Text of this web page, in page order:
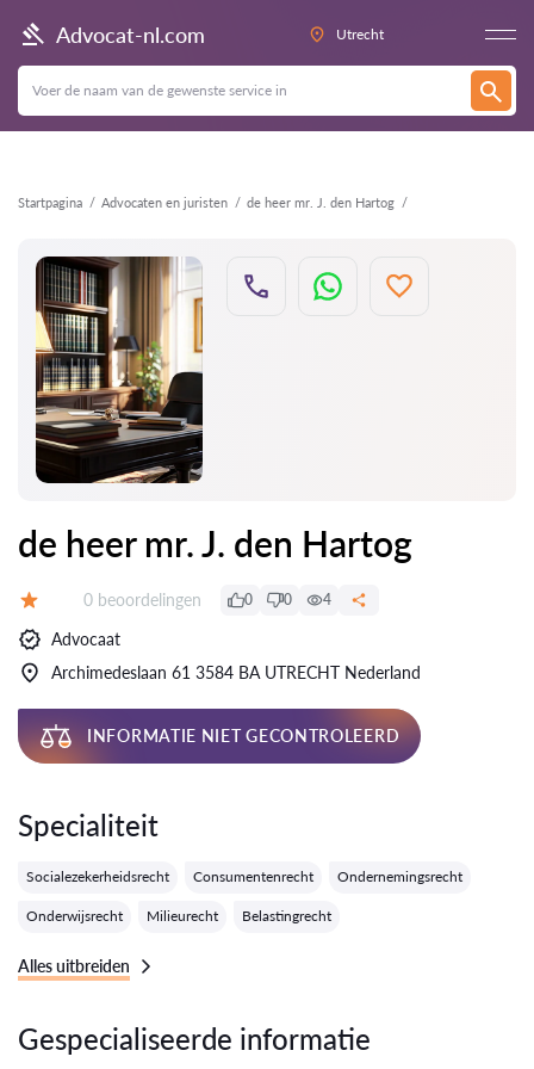
Advocat-nl.com Utrecht
Startpagina Advocaten en juristen de heer mr. J. den Hartog
Terug
de heer mr. J. den Hartog
Getuigenissen:
0 beoordelingen 0 0 4
Advocaat
Archimedeslaan 61 3584 BA UTRECHT Nederland
INFORMATIE NIET GECONTROLEERD
Specialiteit
Socialezekerheidsrecht Consumentenrecht Ondernemingsrecht
Onderwijsrecht Milieurecht Belastingrecht
Alles uitbreiden
Gespecialiseerde informatie